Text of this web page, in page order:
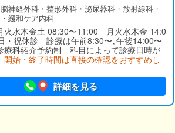
神経外科・整形外科・泌尿器科・放射線科・
緩和ケア内科
水木金土 08:30〜11:00 月火水木金 14:0
祝休診 診療は午前8:30〜､午後14:00〜
科紹介予約制 科目によって診療日時が
開始・終了時間は直接の確認をおすすめし
詳細を見る